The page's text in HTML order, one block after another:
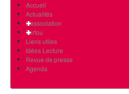
Accueil
Actualités
L'association
Torfou
Liens utiles
Idées Lecture
Revue de presse
Agenda